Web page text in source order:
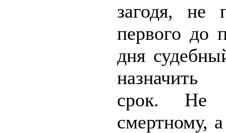
загодя, не
первого до
дня
назначить
срок. Не
смертному,